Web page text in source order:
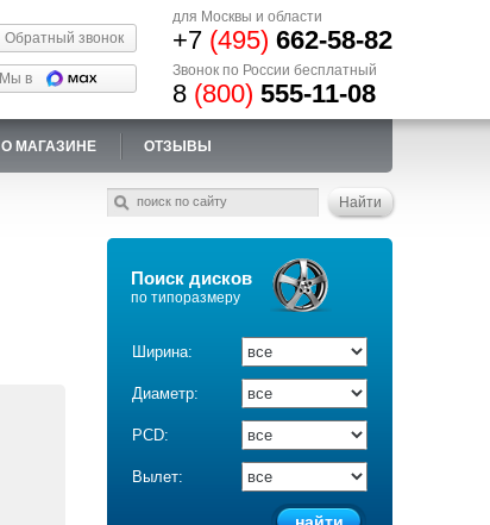
Обратный звонок
Мы в
для Москвы и области
+7 (495) 662-58-82
Звонок по России бесплатный
8 (800) 555-11-08
О МАГАЗИНЕ ОТЗЫВЫ
Поиск дисков
по типоразмеру
Ширина:
Диаметр:
PCD:
Вылет: